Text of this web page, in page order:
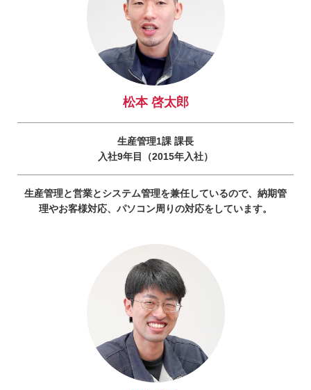
松本 啓太郎
生産管理1課 課長
入社9年目（2015年入社）
生産管理と営業とシステム管理を兼任しているので、納期管
理やお客様対応、パソコン周りの対応をしています。